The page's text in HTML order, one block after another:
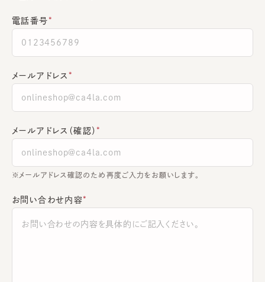
電話番号
メールアドレス
メールアドレス（確認）
※メールアドレス確認のため再度ご入力をお願いします。
お問い合わせ内容